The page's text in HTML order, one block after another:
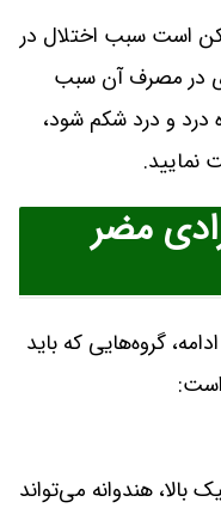
است سبب اختلال در
در مصرف آن سبب
درد و درد شکم شود،
نمایید.
مضر
گروه‌هایی که باید
هندوانه می‌تواند